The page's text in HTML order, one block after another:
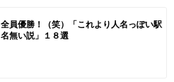
全員優勝！（笑）「これより人名っぽい駅
名無い説」１８選